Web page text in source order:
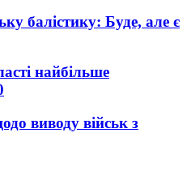
балістику: Буде, але є
найбільше
виводу військ з